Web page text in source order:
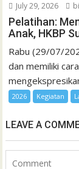
July 29, 2026
Pelatihan:
Anak, HKBP
Rabu (29/07/
dan memiliki
2026 Kegiatan
LEAVE A